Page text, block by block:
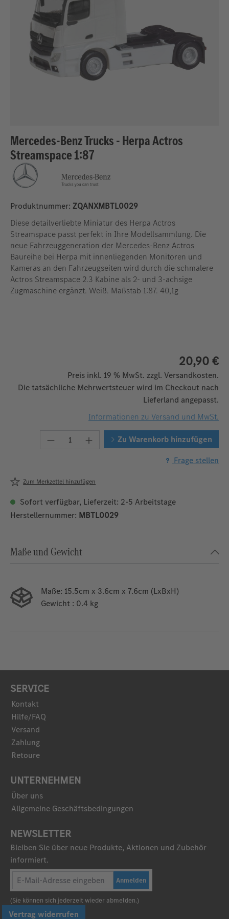
Mercedes-Benz Trucks - Herpa Actros
Streamspace 1:87
Produktnummer: ZQANXMBTL0029
Diese detailverliebte Miniatur des Herpa Actros
Streamspace passt perfekt in Ihre Modellsammlung. Die
neue Fahrzeuggeneration der Mercedes-Benz Actros
Baureihe bei Herpa mit innenliegenden Monitoren und
Kameras an den Fahrzeugseiten wird durch die schmalere
Actros Streamspace 2.3 Kabine als 2- und 3-achsige
Zugmaschine ergänzt. Weiß. Maßstab 1:87. 40,1g
20,90 €
Preis inkl. 19 % MwSt. zzgl. Versandkosten.
Die tatsächliche Mehrwertsteuer wird im Checkout nach
Lieferland angepasst.
Informationen zu Versand und MwSt.
Produkt Anzahl: Gib denZu Warenkorb hinzufügen
Frage stellen
Zum Merkzettel hinzufügen
Sofort verfügbar, Lieferzeit: 2-5 Arbeitstage
Herstellernummer: MBTL0029
Maße und Gewicht
Maße: 15.5cm x 3.6cm x 7.6cm (LxBxH)
Gewicht : 0.4 kg
SERVICE
Kontakt
Hilfe/FAQ
Versand
Zahlung
Retoure
UNTERNEHMEN
Über uns
Allgemeine Geschäftsbedingungen
NEWSLETTER
Bleiben Sie über neue Produkte, Aktionen und Zubehör
informiert.
Anmelden
(Sie können sich jederzeit wieder abmelden.)
Vertrag widerrufen